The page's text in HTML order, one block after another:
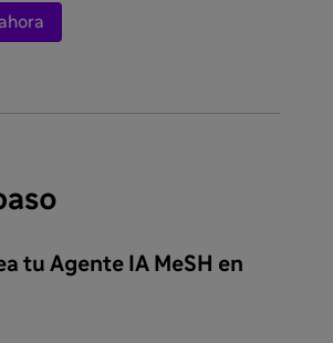
tu Agente IA MeSH en